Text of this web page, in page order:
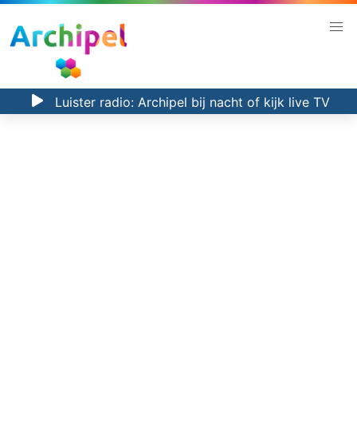
Luister radio: Archipel bij nacht of kijk live TV